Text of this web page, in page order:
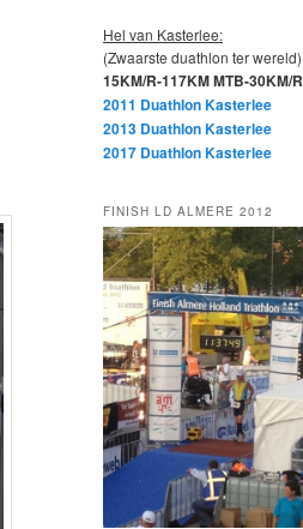
Hel van Kasterlee:
(Zwaarste duathlon ter wereld)
15KM/R-117KM MTB-30KM/R
2011 Duathlon Kasterlee
2013 Duathlon Kasterlee
2017 Duathlon Kasterlee
FINISH LD ALMERE 2012